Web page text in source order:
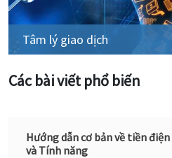
Tâm lý giao dịch
Các bài viết phổ biến
Hướng dẫn cơ bản về tiền
và Tính năng